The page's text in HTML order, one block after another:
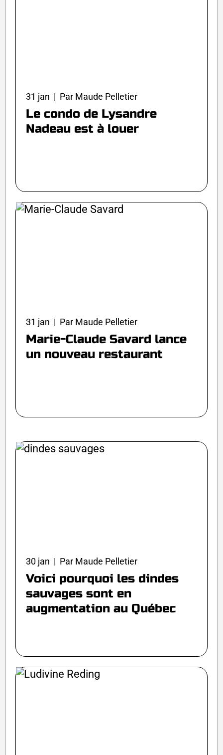
31 jan | Par Maude Pelletier
Le condo de Lysandre
Nadeau est à louer
31 jan | Par Maude Pelletier
Marie-Claude Savard lance
un nouveau restaurant
30 jan | Par Maude Pelletier
Voici pourquoi les dindes
sauvages sont en
augmentation au Québec